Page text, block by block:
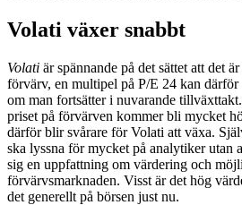
Volati växer snabbt
Volati är spännande på det sättet att det
förvärv, en multipel på P/E 24 kan därför
om man fortsätter i nuvarande
priset på förvärven kommer bli mycket
därför blir svårare för Volati att växa.
ska lyssna för mycket på analytiker utan
sig en uppfattning om värdering och
förvärvsmarknaden. Visst är det hög
det generellt på börsen just nu.